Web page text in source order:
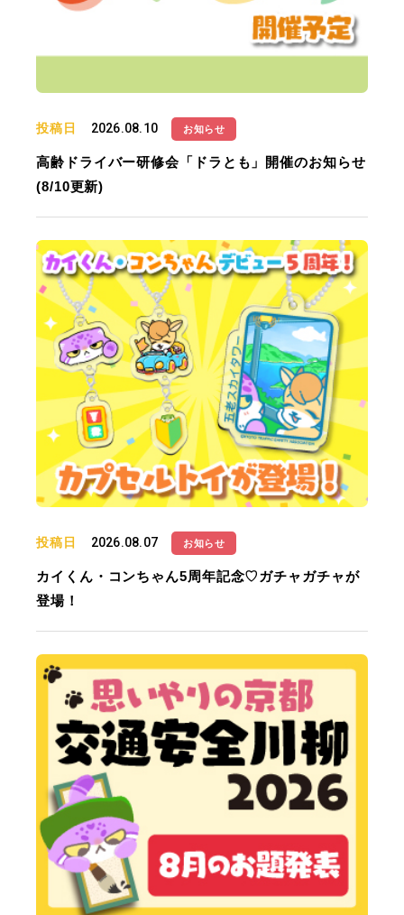
投稿日 2026.08.10 お知らせ
高齢ドライバー研修会「ドラとも」開催のお知らせ
(8/10更新)
投稿日 2026.08.07 お知らせ
カイくん・コンちゃん5周年記念♡ガチャガチャが
登場！